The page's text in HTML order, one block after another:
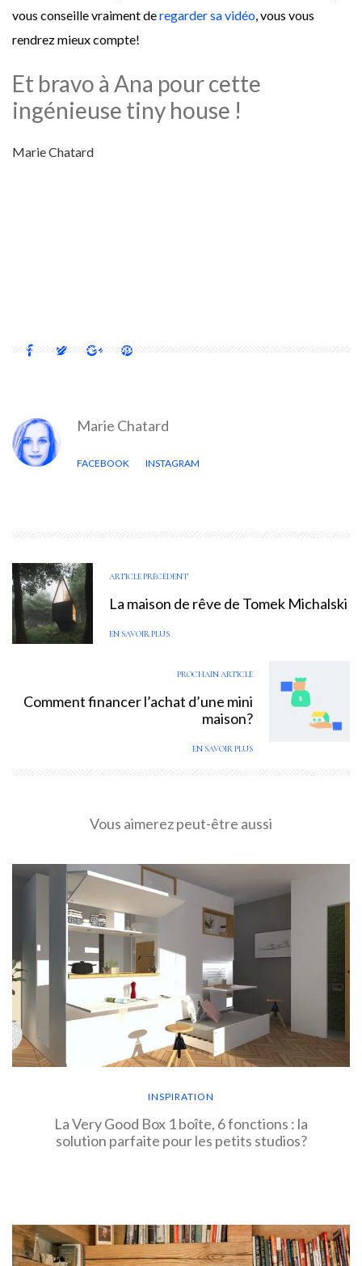
vous conseille vraiment deregarder sa vidéo, vous vous
rendrez mieux compte!
Et bravo à Ana pour cette
ingénieuse tiny house !
Marie Chatard
Marie Chatard
FACEBOOK INSTAGRAM
ARTICLE PRÉCÉDENT
La maison de rêve de Tomek Michalski
EN SAVOIR PLUS
PROCHAIN ARTICLE
Comment financer l’achat d’une mini
maison?
EN SAVOIR PLUS
Vous aimerez peut-être aussi
INSPIRATION
La Very Good Box 1 boîte, 6 fonctions : la
solution parfaite pour les petits studios?